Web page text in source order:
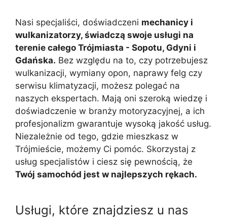
Nasi specjaliści, doświadczeni mechanicy i
wulkanizatorzy, świadczą swoje usługi na
terenie całego Trójmiasta - Sopotu, Gdyni i
Gdańska. Bez względu na to, czy potrzebujesz
wulkanizacji, wymiany opon, naprawy felg czy
serwisu klimatyzacji, możesz polegać na
naszych ekspertach. Mają oni szeroką wiedzę i
doświadczenie w branży motoryzacyjnej, a ich
profesjonalizm gwarantuje wysoką jakość usług.
Niezależnie od tego, gdzie mieszkasz w
Trójmieście, możemy Ci pomóc. Skorzystaj z
usług specjalistów i ciesz się pewnością, że
Twój samochód jest w najlepszych rękach.
Usługi, które znajdziesz u nas